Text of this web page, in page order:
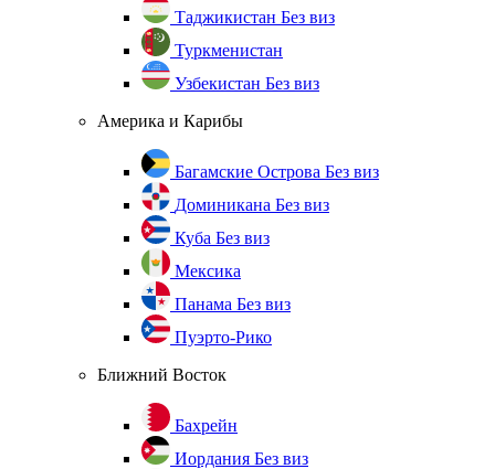
Таджикистан Без виз
Туркменистан
Узбекистан Без виз
Америка и Карибы
Багамские Острова Без виз
Доминикана Без виз
Куба Без виз
Мексика
Панама Без виз
Пуэрто-Рико
Ближний Восток
Бахрейн
Иордания Без виз